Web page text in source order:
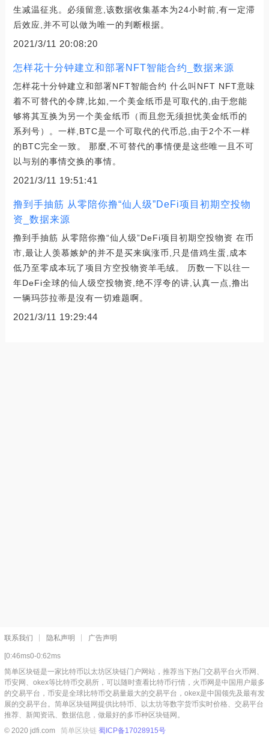
生减温征兆。必须留意,该数据收集基本为24小时前,有一定滞
后效应,并不可以做为唯一的判断根据。
2021/3/11 20:08:20
怎样花十分钟建立和部署NFT智能合约_数据来源
怎样花十分钟建立和部署NFT智能合约 什么叫NFT NFT意味
着不可替代的令牌,比如,一个美金纸币是可取代的,由于您能
够将其互换为另一个美金纸币（而且您无须担忧美金纸币的
系列号）。一样,BTC是一个可取代的代币总,由于2个不一样
的BTC完全一致。 那麼,不可替代的事情便是这些唯一且不可
以与别的事情交换的事情。
2021/3/11 19:51:41
撸到手抽筋 从零陪你撸“仙人级”DeFi项目初期空投物
资_数据来源
撸到手抽筋 从零陪你撸“仙人级”DeFi项目初期空投物资 在币
市,最让人羡慕嫉妒的并不是买来疯涨币,只是借鸡生蛋,成本
低乃至零成本玩了项目方空投物资羊毛绒。 历数一下以往一
年DeFi全球的仙人级空投物资,绝不浮夸的讲,认真一点,撸出
一辆玛莎拉蒂是沒有一切难题啊。
2021/3/11 19:29:44
联系我们 隐私声明 广告声明
[0:46ms0-0:62ms
简单区块链是一家比特币以太坊区块链门户网站，推荐当下热门交易平台火币网、
币安网、okex等比特币交易所，可以随时查看比特币行情，火币网是中国用户最多
的交易平台，币安是全球比特币交易量最大的交易平台，okex是中国领先及最有发
展的交易平台。简单区块链网提供比特币、以太坊等数字货币实时价格、交易平台
推荐、新闻资讯、数据信息，做最好的多币种区块链网。
© 2020 jdfi.com 简单区块链 蜀ICP备17028915号